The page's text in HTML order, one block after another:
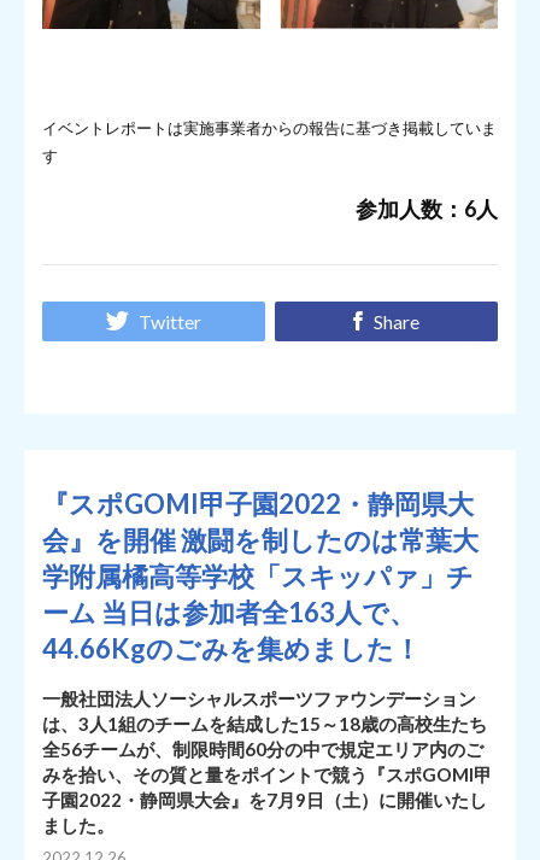
イベントレポートは実施事業者からの報告に基づき掲載していま
す
参加人数：6人
Twitter Share
『スポGOMI甲子園2022・静岡県大
会』を開催 激闘を制したのは常葉大
学附属橘高等学校「スキッパァ」チ
ーム 当日は参加者全163人で、
44.66Kgのごみを集めました！
一般社団法人ソーシャルスポーツファウンデーション
は、3人1組のチームを結成した15～18歳の高校生たち
全56チームが、制限時間60分の中で規定エリア内のご
みを拾い、その質と量をポイントで競う『スポGOMI甲
子園2022・静岡県大会』を7月9日（土）に開催いたし
ました。